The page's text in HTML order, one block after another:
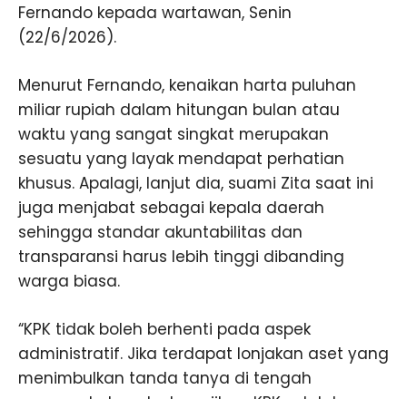
Fernando kepada wartawan, Senin
(22/6/2026).
Menurut Fernando, kenaikan harta puluhan
miliar rupiah dalam hitungan bulan atau
waktu yang sangat singkat merupakan
sesuatu yang layak mendapat perhatian
khusus. Apalagi, lanjut dia, suami Zita saat ini
juga menjabat sebagai kepala daerah
sehingga standar akuntabilitas dan
transparansi harus lebih tinggi dibanding
warga biasa.
“KPK tidak boleh berhenti pada aspek
administratif. Jika terdapat lonjakan aset yang
menimbulkan tanda tanya di tengah